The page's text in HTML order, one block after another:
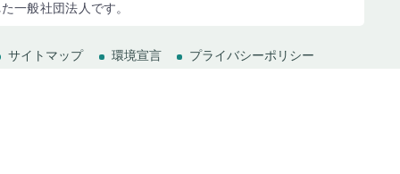
一般社団法人です。
サイトマップ 環境宣言 プライバシーポリシー